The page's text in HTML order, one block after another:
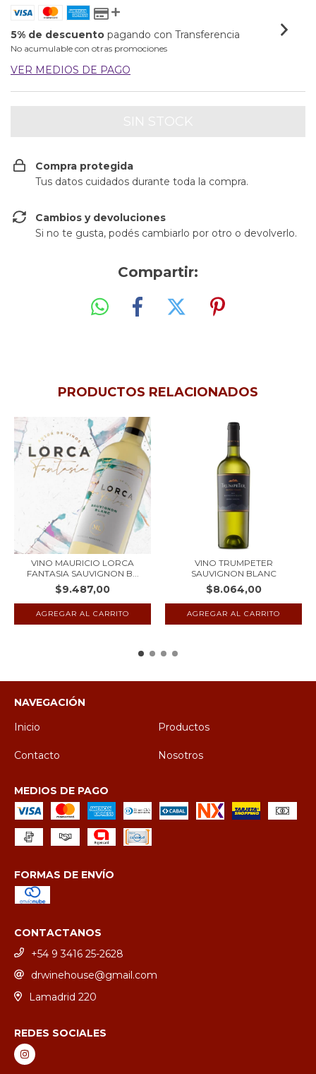
5% de descuento pagando con Transferencia
No acumulable con otras promociones
VER MEDIOS DE PAGO
Compra protegida
Tus datos cuidados durante toda la compra.
Cambios y devoluciones
Si no te gusta, podés cambiarlo por otro o devolverlo.
Compartir:
PRODUCTOS RELACIONADOS
VINO MAURICIO LORCA
FANTASIA SAUVIGNON B...
$9.487,00
VINO TRUMPETER
SAUVIGNON BLANC
$8.064,00
NAVEGACIÓN
Inicio
Productos
Contacto Nosotros
MEDIOS DE PAGO
FORMAS DE ENVÍO
CONTACTANOS
+54 9 3416 25-2628
drwinehouse@gmail.com
Lamadrid 220
REDES SOCIALES